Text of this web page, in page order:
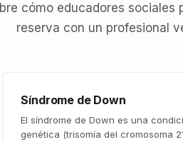
cómo educadores sociales
reserva con un profesional
Síndrome de Down
El síndrome de Down es una
genética (trisomía del cromosoma